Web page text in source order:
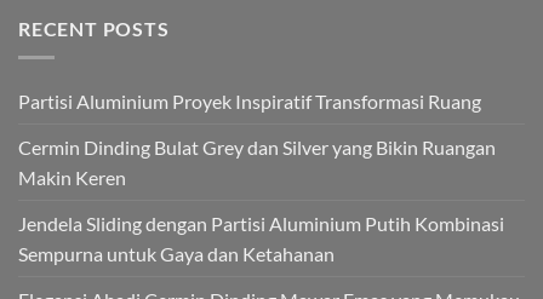
RECENT POSTS
Partisi Aluminium Proyek Inspiratif Transformasi Ruang
Cermin Dinding Bulat Grey dan Silver yang Bikin Ruangan
Makin Keren
Jendela Sliding dengan Partisi Aluminium Putih Kombinasi
Sempurna untuk Gaya dan Ketahanan